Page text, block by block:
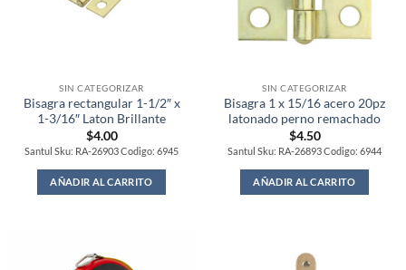
SIN CATEGORIZAR
Bisagra rectangular 1-1/2″ x
1-3/16″ Laton Brillante
$4.00
Santul Sku: RA-26903 Codigo: 6945
AÑADIR AL CARRITO
SIN CATEGORIZAR
Bisagra 1 x 15/16 acero 20pz
latonado perno remachado
$4.50
Santul Sku: RA-26893 Codigo: 6944
AÑADIR AL CARRITO